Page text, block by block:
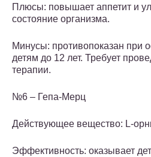
Плюсы: повышает аппетит и
состояние организма.
Минусы: противопоказан при
детям до 12 лет. Требует
терапии.
№6 – Гепа-Мерц
Действующее вещество: L-
Эффективность: оказывает